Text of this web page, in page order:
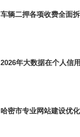
车辆二押各项收费全面
2026年大数据在个人信
哈密市专业网站建设优